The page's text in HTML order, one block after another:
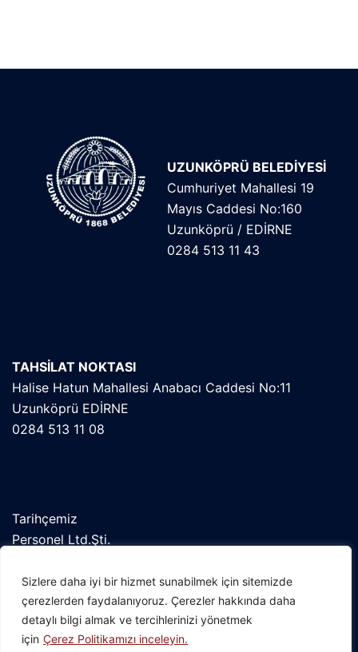
Sizlere daha iyi bir hizmet sunabilmek için sitemizde
çerezlerden faydalanıyoruz. Çerezler hakkında daha
detaylı bilgi almak ve tercihlerinizi yönetmek
için Çerez Politikamızı inceleyin.
UZUNKÖPRÜ BELEDİYESİ
Cumhuriyet Mahallesi 19
Mayıs Caddesi No:160
Uzunköprü / EDİRNE
0284 513 11 43
TAHSİLAT NOKTASI
Halise Hatun Mahallesi Anabacı Caddesi No:11
Uzunköprü EDİRNE
0284 513 11 08
Tarihçemiz
Personel Ltd.Şti.
Kent Konseyi